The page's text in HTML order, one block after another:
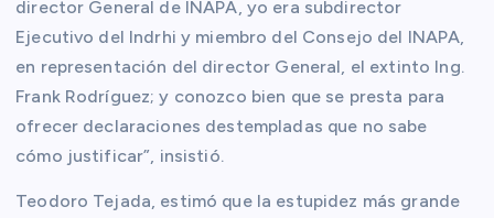
director General de INAPA, yo era subdirector
Ejecutivo del Indrhi y miembro del Consejo del INAPA,
en representación del director General, el extinto Ing.
Frank Rodríguez; y conozco bien que se presta para
ofrecer declaraciones destempladas que no sabe
cómo justificar”, insistió.
Teodoro Tejada, estimó que la estupidez más grande